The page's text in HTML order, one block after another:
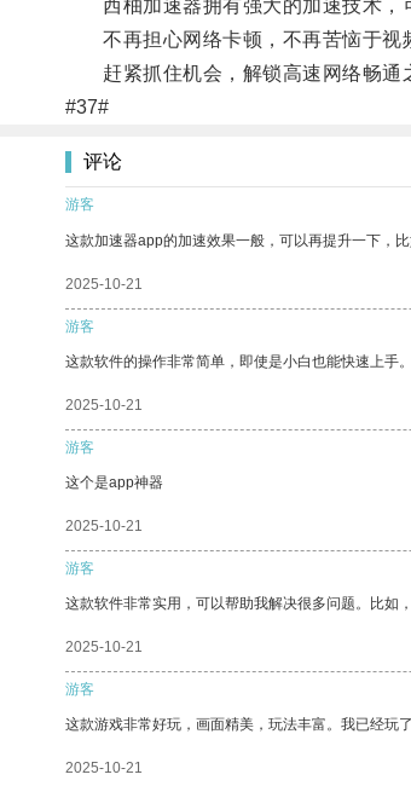
西柚加速器拥有强大的加速技术，
不再担心网络卡顿，不再苦恼于视
赶紧抓住机会，解锁高速网络畅通
#37#
评论
游客
这款加速器app的加速效果一般，可以再提升一下，比
2025-10-21
游客
这款软件的操作非常简单，即使是小白也能快速上手。
2025-10-21
游客
这个是app神器
2025-10-21
游客
这款软件非常实用，可以帮助我解决很多问题。比如
2025-10-21
游客
这款游戏非常好玩，画面精美，玩法丰富。我已经玩
2025-10-21